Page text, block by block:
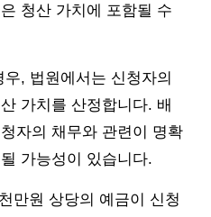
청산 가치에 포함될 수
, 법원에서는 신청자의
가치를 산정합니다. 배
자의 채무와 관련이 명확
가능성이 있습니다.
만원 상당의 예금이 신청